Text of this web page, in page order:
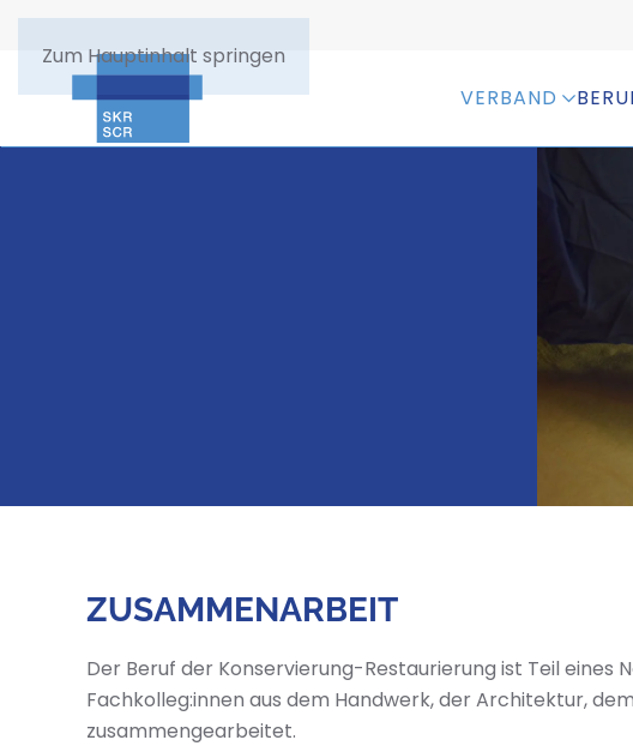
Zum Hauptinhalt springen
VERBAND
ZUSAMMENARBEIT
Der Beruf der Konservierung-Restaurierung ist Teil eines
Fachkolleg:innen aus dem Handwerk, der Architektur,
zusammengearbeitet.